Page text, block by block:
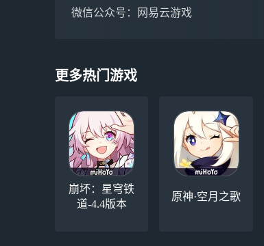
微信公众号：网易云游戏
更多热门游戏
崩坏：星穹铁
道-4.4版本
原神·空月之歌